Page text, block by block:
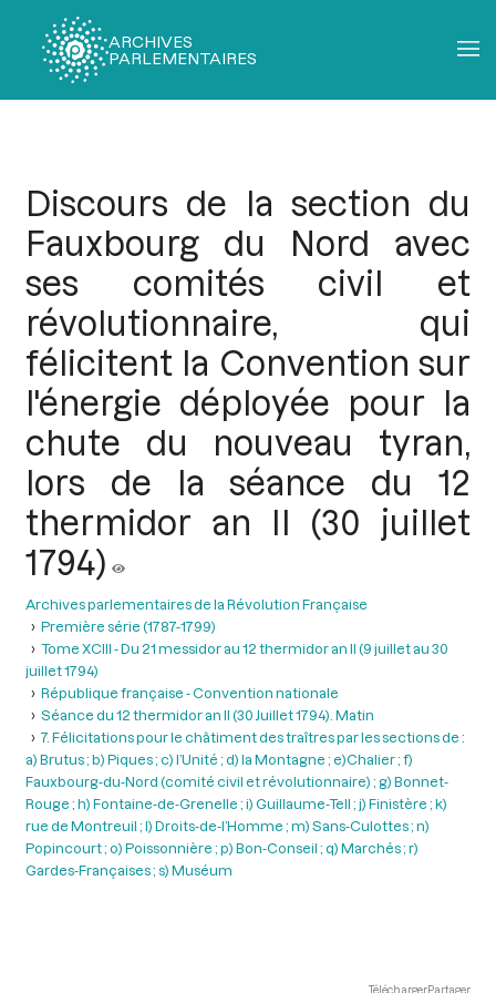
ARCHIVES
PARLEMENTAIRES
Discours de la section du
Fauxbourg du Nord avec
ses comités civil et
révolutionnaire, qui
félicitent la Convention sur
l'énergie déployée pour la
chute du nouveau tyran,
lors de la séance du 12
thermidor an II (30 juillet
1794)
Archives parlementaires de la Révolution Française
Première série (1787-1799)
Tome XCIII - Du 21 messidor au 12 thermidor an II (9 juillet au 30
juillet 1794)
République française - Convention nationale
Séance du 12 thermidor an II (30 Juillet 1794). Matin
7. Félicitations pour le châtiment des traîtres par les sections de :
a) Brutus ; b) Piques ; c) l’Unité ; d) la Montagne ; e)Chalier ; f)
Fauxbourg-du-Nord (comité civil et révolutionnaire) ; g) Bonnet-
Rouge ; h) Fontaine-de-Grenelle ; i) Guillaume-Tell ; j) Finistère ; k)
rue de Montreuil ; l) Droits-de-l’Homme ; m) Sans-Culottes ; n)
Popincourt ; o) Poissonnière ; p) Bon-Conseil ; q) Marchés ; r)
Gardes-Françaises ; s) Muséum
TéléchargerPartager